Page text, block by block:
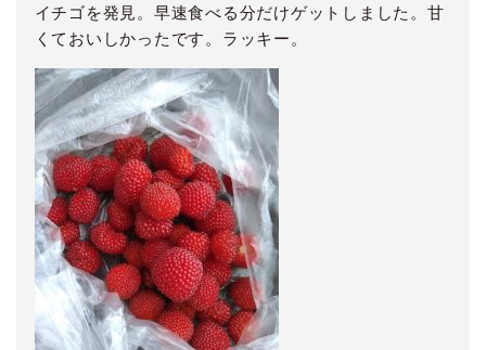
イチゴを発見。早速食べる分だけゲットしました。甘
くておいしかったです。ラッキー。